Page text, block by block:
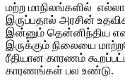
மற்ற மாநிலங்களில்
இருப்பதால் அரசின்
இன்னும் தென்னிந்திய
இருக்கும் நிலையை
ரீதியான காரணம்
காரணங்கள் பல உண்டு.